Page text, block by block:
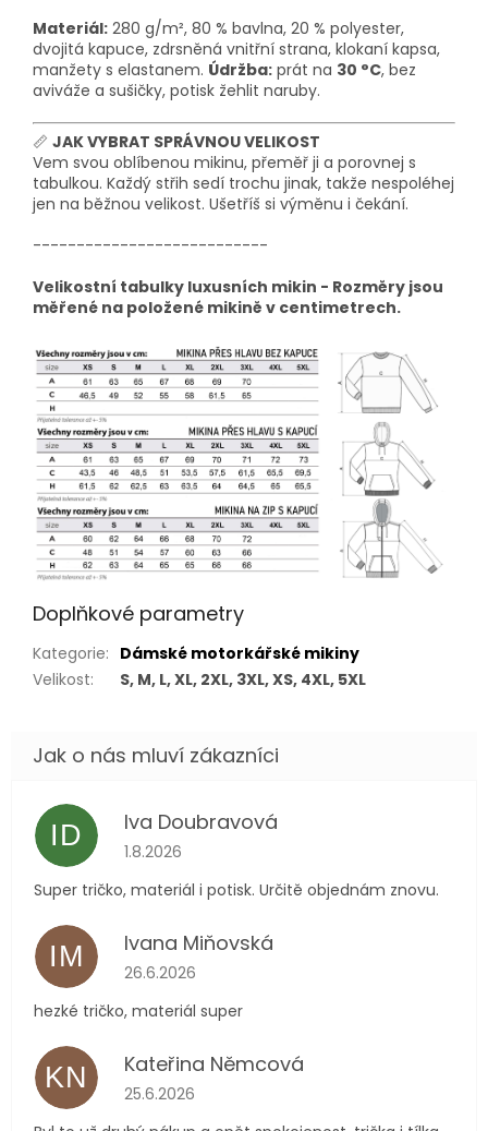
Materiál: 280 g/m², 80 % bavlna, 20 % polyester,
dvojitá kapuce, zdrsněná vnitřní strana, klokaní kapsa,
manžety s elastanem. Údržba: prát na 30 °C, bez
aviváže a sušičky, potisk žehlit naruby.
📏 JAK VYBRAT SPRÁVNOU VELIKOST
Vem svou oblíbenou mikinu, přeměř ji a porovnej s
tabulkou. Každý střih sedí trochu jinak, takže nespoléhej
jen na běžnou velikost. Ušetříš si výměnu i čekání.
---------------------------
Velikostní tabulky luxusních mikin - Rozměry jsou
měřené na položené mikině v centimetrech.
Doplňkové parametry
Kategorie: Dámské motorkářské mikiny
Velikost: S, M, L, XL, 2XL, 3XL, XS, 4XL, 5XL
ID Iva Doubravová
Hodnocení obchodu je 5 z 5 hvězdiček.
1.8.2026
Super tričko, materiál i potisk. Určitě objednám znovu.
IM Ivana Miňovská
Hodnocení obchodu je 5 z 5 hvězdiček.
26.6.2026
hezké tričko, materiál super
KN Kateřina Němcová
Hodnocení obchodu je 5 z 5 hvězdiček.
25.6.2026